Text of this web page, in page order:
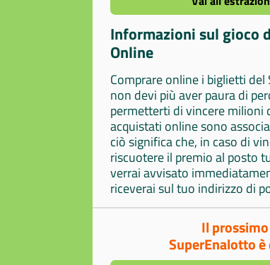
Informazioni sul gioco
Online
Comprare online i biglietti
non devi più aver paura di
permetterti di vincere milioni
acquistati online sono
ciò significa che, in caso di
riscuotere il premio al posto
verrai avvisato
riceverai sul tuo indirizzo di
Il
SuperEnalotto